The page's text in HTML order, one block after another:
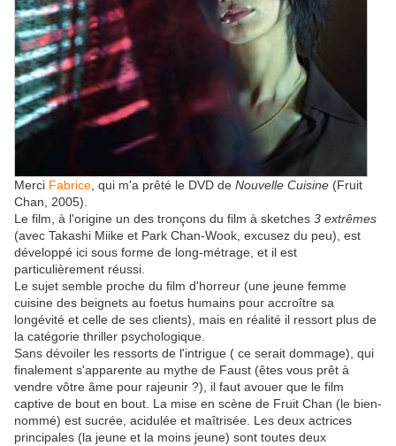
Merci Fabrice , qui m'a prêté le DVD de Nouvelle Cuisine (Fruit
Chan, 2005).
Le film, à l'origine un des tronçons du film à sketches 3 extrêmes
(avec Takashi Miike et Park Chan-Wook, excusez du peu), est
développé ici sous forme de long-métrage, et il est
particulièrement réussi.
Le sujet semble proche du film d'horreur (une jeune femme
cuisine des beignets au foetus humains pour accroître sa
longévité et celle de ses clients), mais en réalité il ressort plus de
la catégorie thriller psychologique.
Sans dévoiler les ressorts de l'intrigue ( ce serait dommage), qui
finalement s'apparente au mythe de Faust (êtes vous prêt à
vendre vôtre âme pour rajeunir ?), il faut avouer que le film
captive de bout en bout. La mise en scène de Fruit Chan (le bien-
nommé) est sucrée, acidulée et maîtrisée. Les deux actrices
principales (la jeune et la moins jeune) sont toutes deux